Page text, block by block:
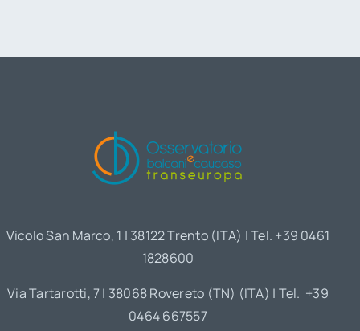
Vicolo San Marco, 1 | 38122 Trento (ITA) | Tel. +39 0461
1828600
Via Tartarotti, 7 | 38068 Rovereto (TN) (ITA) | Tel. +39
0464 667557